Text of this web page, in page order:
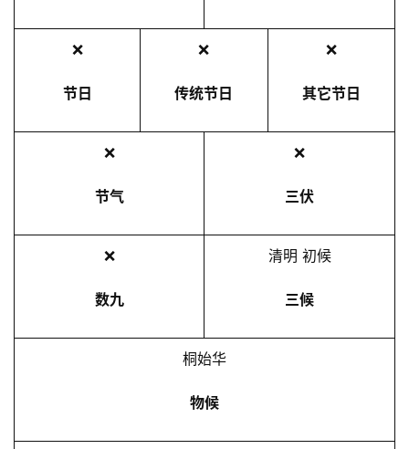
❌
节日
❌
传统节日
❌
其它节日
❌
节气
❌
三伏
❌
数九
清明 初候
三候
桐始华
物候